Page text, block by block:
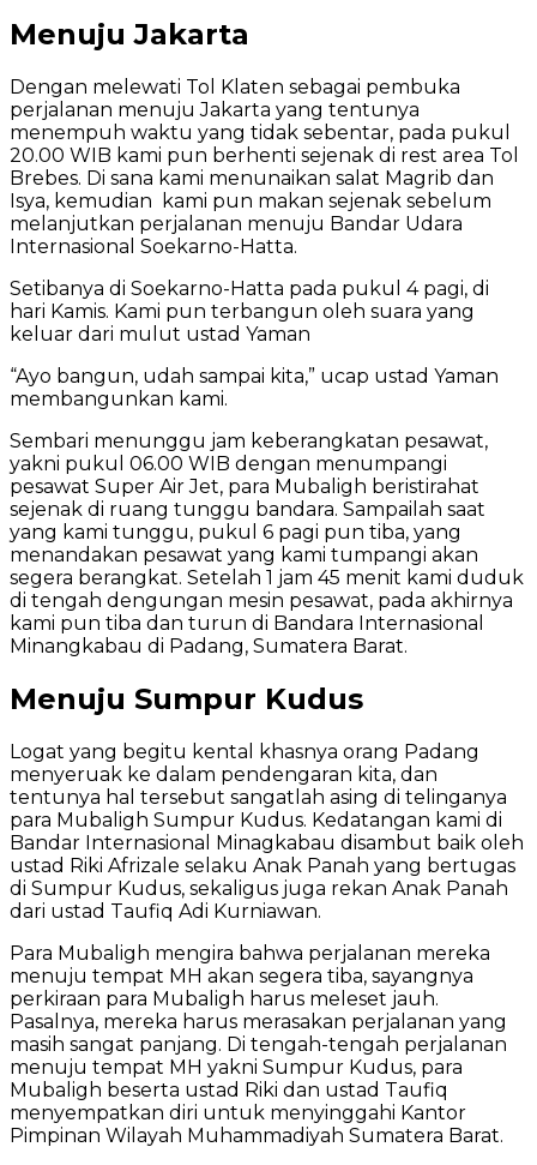
Menuju Jakarta
Dengan melewati Tol Klaten sebagai pembuka
perjalanan menuju Jakarta yang tentunya
menempuh waktu yang tidak sebentar, pada pukul
20.00 WIB kami pun berhenti sejenak di rest area Tol
Brebes. Di sana kami menunaikan salat Magrib dan
Isya, kemudian kami pun makan sejenak sebelum
melanjutkan perjalanan menuju Bandar Udara
Internasional Soekarno-Hatta.
Setibanya di Soekarno-Hatta pada pukul 4 pagi, di
hari Kamis. Kami pun terbangun oleh suara yang
keluar dari mulut ustad Yaman
“Ayo bangun, udah sampai kita,” ucap ustad Yaman
membangunkan kami.
Sembari menunggu jam keberangkatan pesawat,
yakni pukul 06.00 WIB dengan menumpangi
pesawat Super Air Jet, para Mubaligh beristirahat
sejenak di ruang tunggu bandara. Sampailah saat
yang kami tunggu, pukul 6 pagi pun tiba, yang
menandakan pesawat yang kami tumpangi akan
segera berangkat. Setelah 1 jam 45 menit kami duduk
di tengah dengungan mesin pesawat, pada akhirnya
kami pun tiba dan turun di Bandara Internasional
Minangkabau di Padang, Sumatera Barat.
Menuju Sumpur Kudus
Logat yang begitu kental khasnya orang Padang
menyeruak ke dalam pendengaran kita, dan
tentunya hal tersebut sangatlah asing di telinganya
para Mubaligh Sumpur Kudus. Kedatangan kami di
Bandar Internasional Minagkabau disambut baik oleh
ustad Riki Afrizale selaku Anak Panah yang bertugas
di Sumpur Kudus, sekaligus juga rekan Anak Panah
dari ustad Taufiq Adi Kurniawan.
Para Mubaligh mengira bahwa perjalanan mereka
menuju tempat MH akan segera tiba, sayangnya
perkiraan para Mubaligh harus meleset jauh.
Pasalnya, mereka harus merasakan perjalanan yang
masih sangat panjang. Di tengah-tengah perjalanan
menuju tempat MH yakni Sumpur Kudus, para
Mubaligh beserta ustad Riki dan ustad Taufiq
menyempatkan diri untuk menyinggahi Kantor
Pimpinan Wilayah Muhammadiyah Sumatera Barat.